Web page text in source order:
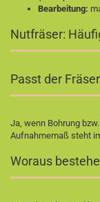
Bearbeitung:
Nutfräser:
Passt der
Ja, wenn Bohrung
Aufnahmemaß steht
Woraus